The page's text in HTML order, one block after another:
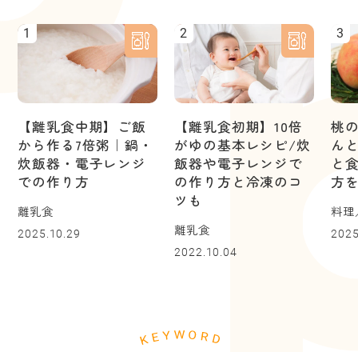
1
【離乳食中期】ご飯
から作る7倍粥｜鍋・
炊飯器・電子レンジ
での作り方
離乳食
2025.10.29
2
【離乳食初期】10倍
がゆの基本レシピ/炊
飯器や電子レンジで
の作り方と冷凍のコ
ツも
離乳食
2022.10.04
3
桃
ん
と
方
料